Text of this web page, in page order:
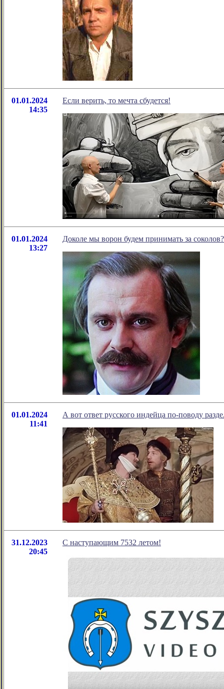
01.01.2024
14:35
Если верить, то мечта сбудется!
01.01.2024
13:27
Доколе мы ворон будем принимать за соколов?
01.01.2024
11:41
А вот ответ русского индейца по-поводу
31.12.2023
20:45
С наступающим 7532 летом!